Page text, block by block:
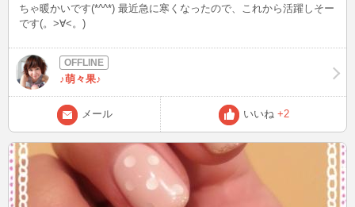
ちゃ暖かいです(*^^*) 最近急に寒くなったので、これから活躍しそー
です(。>∀<。)
♪萌々果♪
メール いいね +2